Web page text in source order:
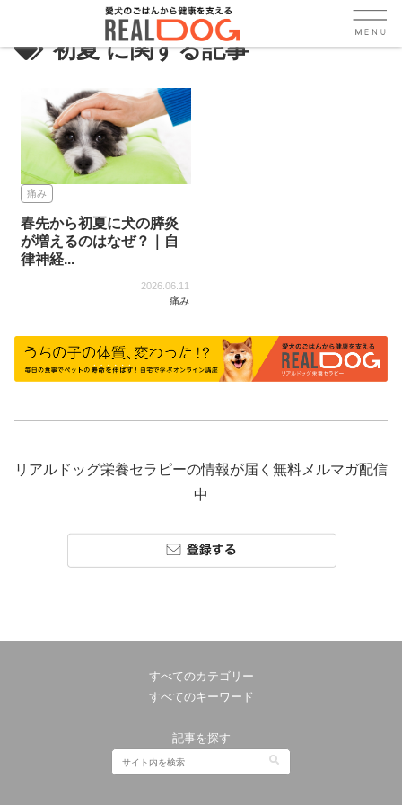
初夏
痛み
春先から初夏に犬の膵炎
が増えるのはなぜ？｜自
律神経...
2026.06.11
痛み
リアルドッグ栄養セラピーの情報が届く無料メルマガ配信
中
すべてのカテゴリー
すべてのキーワード
記事を探す